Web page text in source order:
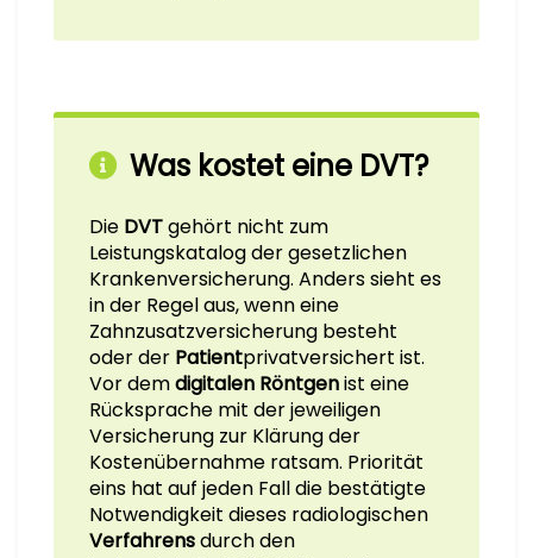
Was kostet eine DVT?
Die DVTgehört nicht zum
Leistungskatalog der gesetzlichen
Krankenversicherung. Anders sieht es
in der Regel aus, wenn eine
Zahnzusatzversicherung besteht
oder der Patientprivatversichert ist.
Vor demdigitalen Röntgenist eine
Rücksprache mit der jeweiligen
Versicherung zur Klärung der
Kostenübernahme ratsam. Priorität
eins hat auf jeden Fall die bestätigte
Notwendigkeit dieses radiologischen
Verfahrensdurch den